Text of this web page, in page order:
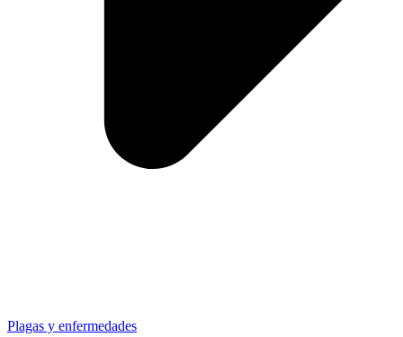
Plagas y enfermedades